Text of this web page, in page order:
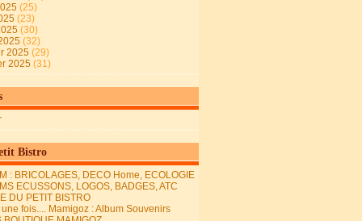
(25)
(23)
(30)
(32)
2025 (29)
2025 (31)
Bistro
: BRICOLAGES, DECO Home, ECOLOGIE
ECUSSONS, LOGOS, BADGES, ATC
DU PETIT BISTRO
fois.... Mamigoz : Album Souvenirs